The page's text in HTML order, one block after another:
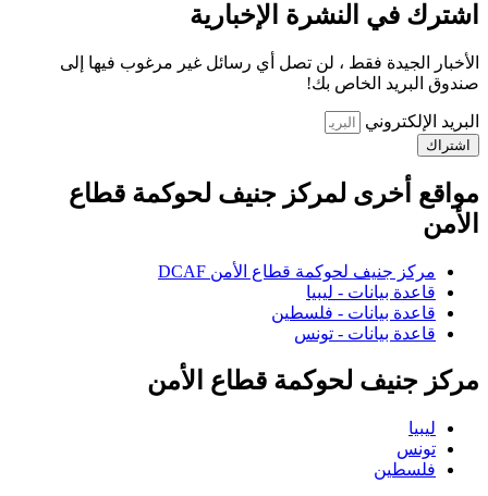
اشترك في النشرة الإخبارية
الأخبار الجيدة فقط ، لن تصل أي رسائل غير مرغوب فيها إلى
صندوق البريد الخاص بك!
البريد الإلكتروني
اشتراك
مواقع أخرى لمركز جنيف لحوكمة قطاع
الأمن
مركز جنيف لحوكمة قطاع الأمن DCAF
قاعدة بيانات - ليبيا
قاعدة بيانات - فلسطين
قاعدة بيانات - تونس
مركز جنيف لحوكمة قطاع الأمن
ليبيا
تونس
فلسطين